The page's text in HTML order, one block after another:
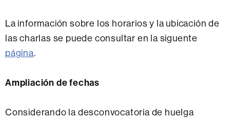
La información sobre los horarios y la ubicación de
las charlas se puede consultar en la siguente
página.
Ampliación de fechas
Considerando la desconvocatoria de huelga